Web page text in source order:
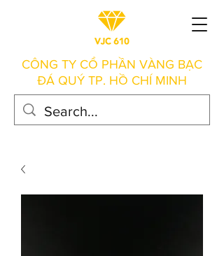
CÔNG TY CỔ PHẦN VÀNG BẠC
ĐÁ QUÝ TP. HỒ CHÍ MINH